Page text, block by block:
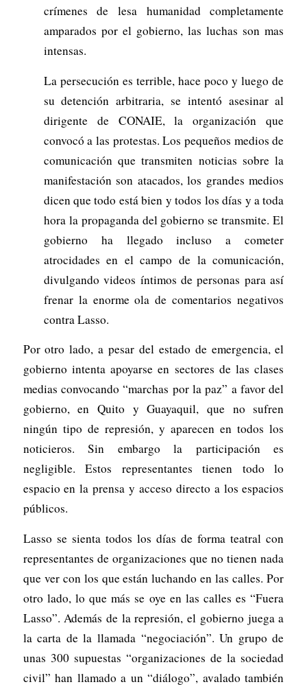
crímenes de lesa humanidad completamente
amparados por el gobierno, las luchas son mas
intensas.
La persecución es terrible, hace poco y luego de
su detención arbitraria, se intentó asesinar al
dirigente de CONAIE, la organización que
convocó a las protestas. Los pequeños medios de
comunicación que transmiten noticias sobre la
manifestación son atacados, los grandes medios
dicen que todo está bien y todos los días y a toda
hora la propaganda del gobierno se transmite. El
gobierno ha llegado incluso a cometer
atrocidades en el campo de la comunicación,
divulgando videos íntimos de personas para así
frenar la enorme ola de comentarios negativos
contra Lasso.
Por otro lado, a pesar del estado de emergencia, el
gobierno intenta apoyarse en sectores de las clases
medias convocando “marchas por la paz” a favor del
gobierno, en Quito y Guayaquil, que no sufren
ningún tipo de represión, y aparecen en todos los
noticieros. Sin embargo la participación es
negligible. Estos representantes tienen todo lo
espacio en la prensa y acceso directo a los espacios
públicos.
Lasso se sienta todos los días de forma teatral con
representantes de organizaciones que no tienen nada
que ver con los que están luchando en las calles. Por
otro lado, lo que más se oye en las calles es “Fuera
Lasso”. Además de la represión, el gobierno juega a
la carta de la llamada “negociación”. Un grupo de
unas 300 supuestas “organizaciones de la sociedad
civil” han llamado a un “diálogo”, avalado también